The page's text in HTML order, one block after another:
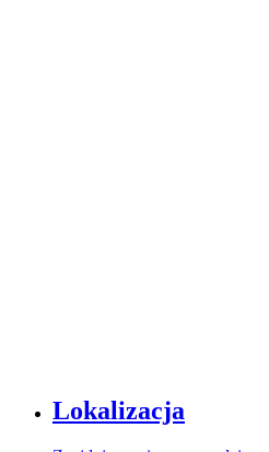
Lokalizacja